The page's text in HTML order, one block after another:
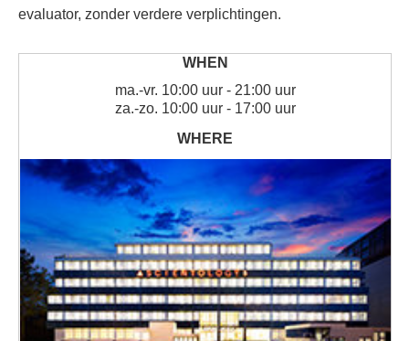
evaluator, zonder verdere verplichtingen.
ma.-vr. 10:00 uur - 21:00 uur
za.-zo. 10:00 uur - 17:00 uur